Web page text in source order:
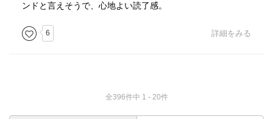
ンドと言えそうで、心地よい読了感。
6 詳細をみる
全396件中 1 - 20件